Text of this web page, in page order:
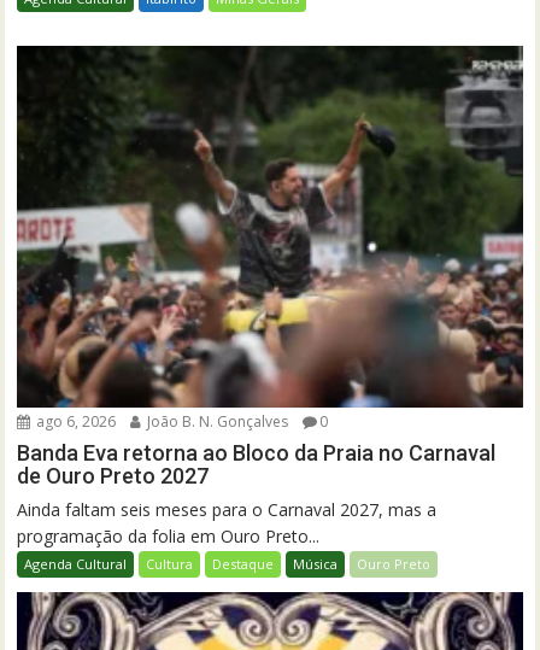
ago 6, 2026 João B. N. Gonçalves 0
Banda Eva retorna ao Bloco da Praia no Carnaval
de Ouro Preto 2027
Ainda faltam seis meses para o Carnaval 2027, mas a
programação da folia em Ouro Preto...
Agenda Cultural Cultura Destaque Música Ouro Preto